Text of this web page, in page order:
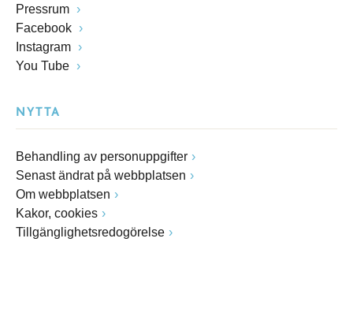
Pressrum
Facebook
Instagram
You Tube
NYTTA
Behandling av personuppgifter
Senast ändrat på webbplatsen
Om webbplatsen
Kakor, cookies
Tillgänglighetsredogörelse